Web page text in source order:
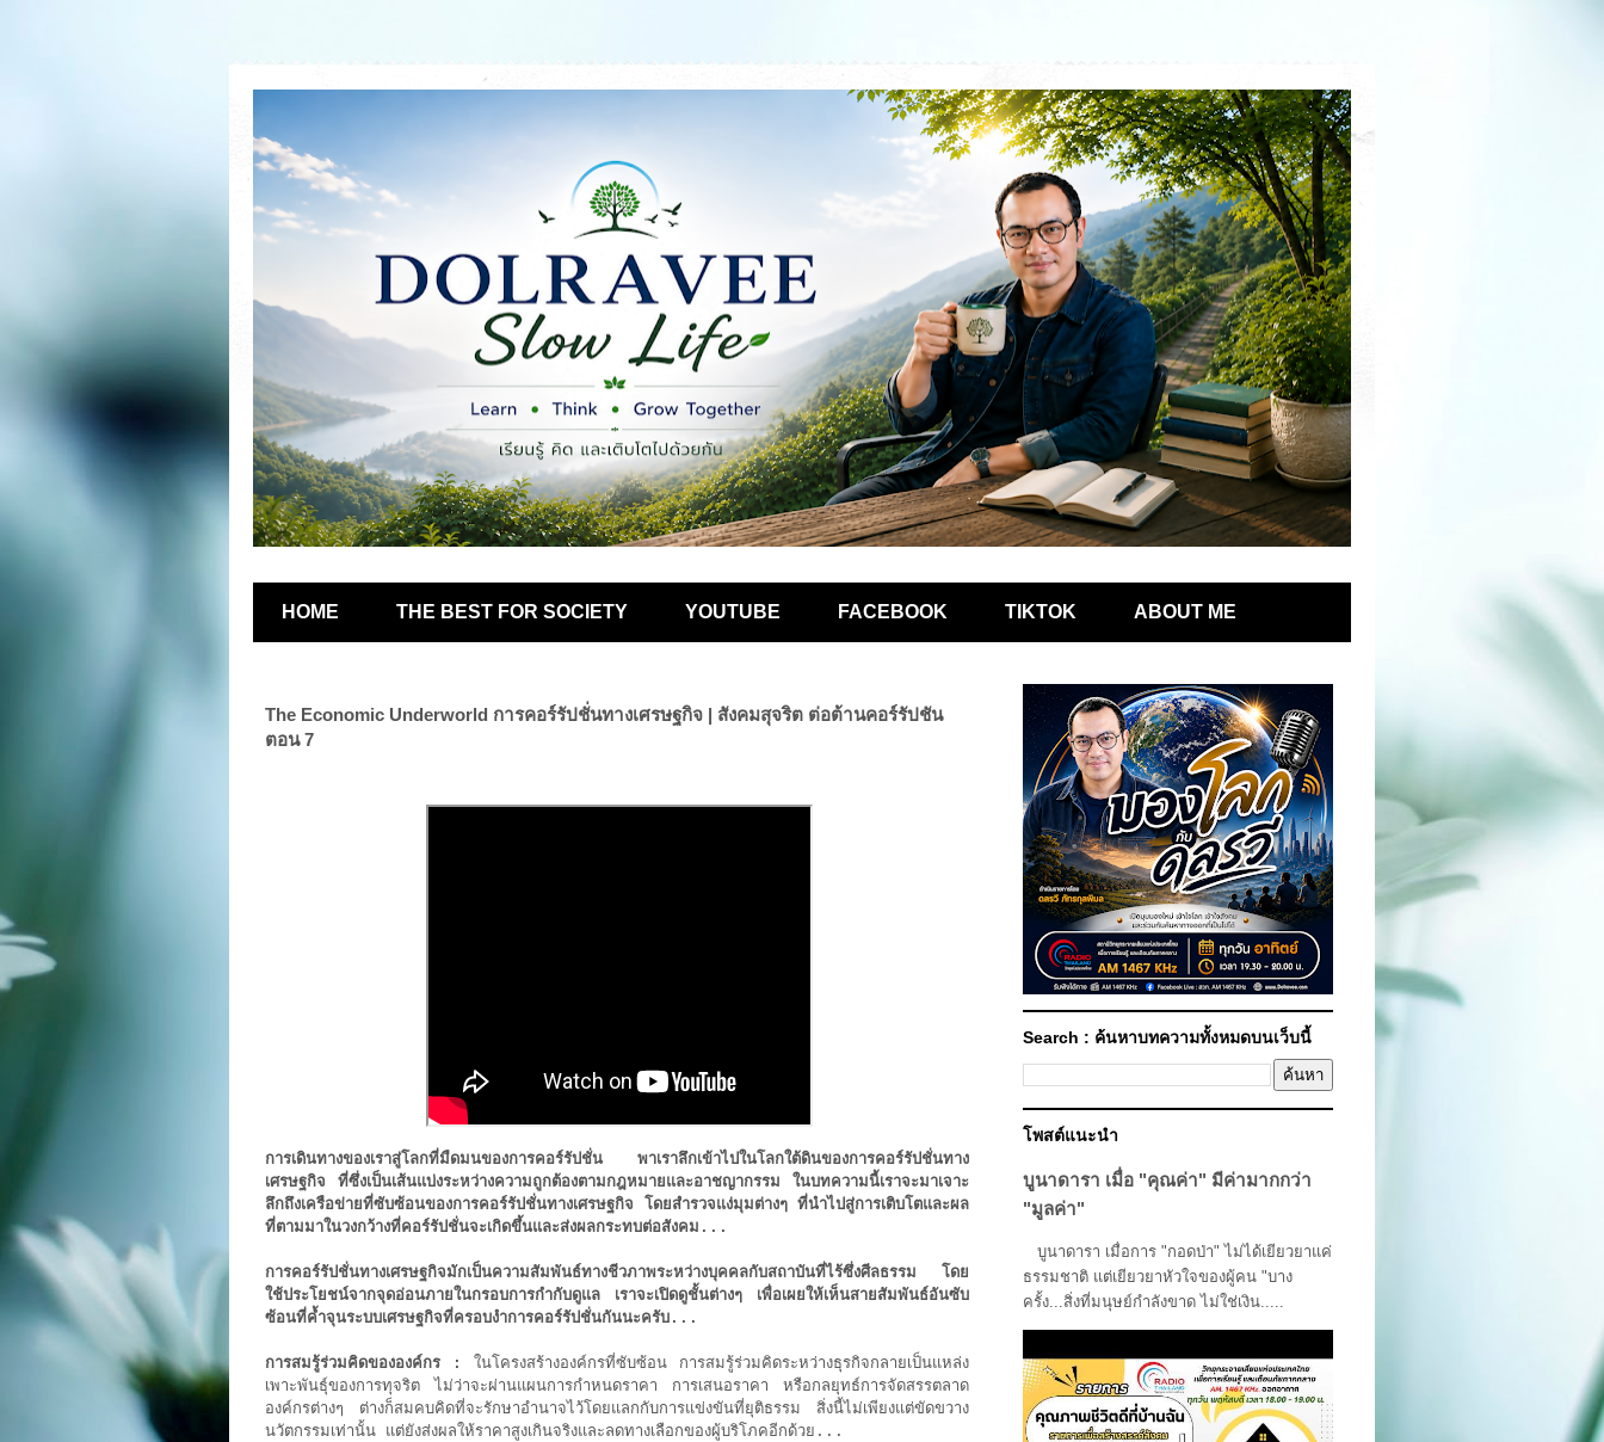
HOME THE BEST FOR SOCIETY YOUTUBE FACEBOOK TIKTOK ABOUT ME
The Economic Underworld การคอร์รัปชั่นทางเศรษฐกิจ | สังคมสุจริต ต่อต้านคอร์รัปชัน
ตอน 7
การเดินทางของเราสู่โลกที่มืดมนของการคอร์รัปชั่น พาเราลึกเข้าไปในโลกใต้ดินของการคอร์รัปชั่นทาง
เศรษฐกิจ ที่ซึ่งเป็นเส้นแบ่งระหว่างความถูกต้องตามกฎหมายและอาชญากรรม ในบทความนี้เราจะมาเจาะ
ลึกถึงเครือข่ายที่ซับซ้อนของการคอร์รัปชั่นทางเศรษฐกิจ โดยสำรวจแง่มุมต่างๆ ที่นำไปสู่การเติบโตและผล
ที่ตามมาในวงกว้างที่คอร์รัปชั่นจะเกิดขึ้นและส่งผลกระทบต่อสังคม...
การคอร์รัปชั่นทางเศรษฐกิจมักเป็นความสัมพันธ์ทางชีวภาพระหว่างบุคคลกับสถาบันที่ไร้ซึ่งศีลธรรม โดย
ใช้ประโยชน์จากจุดอ่อนภายในกรอบการกำกับดูแล เราจะเปิดดูชั้นต่างๆ เพื่อเผยให้เห็นสายสัมพันธ์อันซับ
ซ้อนที่ค้ำจุนระบบเศรษฐกิจที่ครอบงำการคอร์รัปชั่นกันนะครับ...
การสมรู้ร่วมคิดขององค์กร :
ในโครงสร้างองค์กรที่ซับซ้อน การสมรู้ร่วมคิดระหว่างธุรกิจกลายเป็นแหล่ง
เพาะพันธุ์ของการทุจริต ไม่ว่าจะผ่านแผนการกำหนดราคา การเสนอราคา หรือกลยุทธ์การจัดสรรตลาด
องค์กรต่างๆ ต่างก็สมคบคิดที่จะรักษาอำนาจไว้โดยแลกกับการแข่งขันที่ยุติธรรม สิ่งนี้ไม่เพียงแต่ขัดขวาง
นวัตกรรมเท่านั้น แต่ยังส่งผลให้ราคาสูงเกินจริงและลดทางเลือกของผู้บริโภคอีกด้วย...
Search : ค้นหาบทความทั้งหมดบนเว็บนี้
โพสต์แนะนำ
บูนาดารา เมื่อ "คุณค่า" มีค่ามากกว่า
"มูลค่า"
บูนาดารา เมื่อการ "กอดป่า" ไม่ได้เยียวยาแค่
ธรรมชาติ แต่เยียวยาหัวใจของผู้คน "บาง
ครั้ง...สิ่งที่มนุษย์กำลังขาด ไม่ใช่เงิน.....